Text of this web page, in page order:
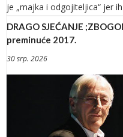
je „majka i odgojiteljica“ jer
DRAGO SJEĆANJE
preminuće 2017.
30 srp. 2026